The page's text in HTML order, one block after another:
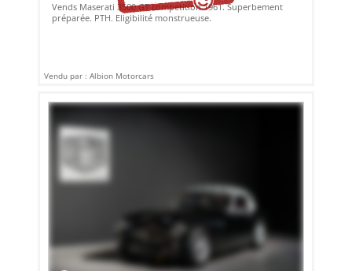
Vends Maserati 3500 GT competition 1961. Superbement
préparée. PTH. Eligibilité monstrueuse.
Vendu par : Albion Motorcars